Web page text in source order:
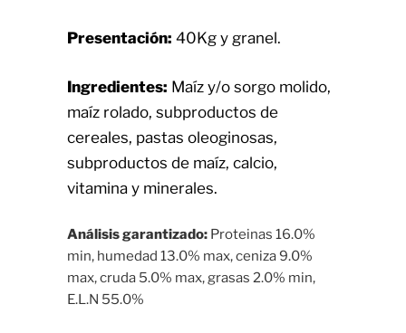
Presentación: 40Kg y granel.
Ingredientes: Maíz y/o sorgo molido,
maíz rolado, subproductos de
cereales, pastas oleoginosas,
subproductos de maíz, calcio,
vitamina y minerales.
Análisis garantizado: Proteinas 16.0%
min, humedad 13.0% max, ceniza 9.0%
max, cruda 5.0% max, grasas 2.0% min,
E.L.N 55.0%